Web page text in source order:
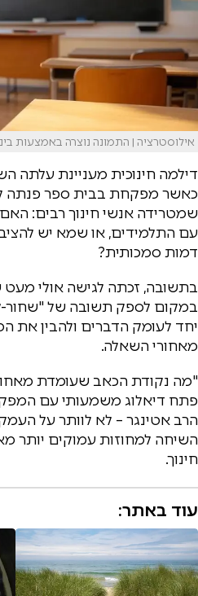
אילוסטרציה | התמונה נוצרה באמצעות
דילמה חינוכית מעניינת עלתה
כאשר מפקחת בבית ספר פנתה
שמטרידה אנשי חינוך רבים: האם
עם התלמידים, או שמא יש להציב
דמות סמכותית?
בתשובה, זכתה לגישה אולי מעט
במקום לספק תשובה של "שחור-
יחד לעומק הדברים ולהבין את
מאחורי השאלה.
"מה נקודת הכאב שעומדת
פתח דיאלוג משמעותי עם
הרב אטינגר – לא לוותר על
השיחה למחוזות עמוקים יותר
חינוך.
עוד באתר: